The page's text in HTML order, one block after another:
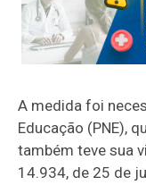
A medida foi
Educação (PNE),
também teve sua
14.934, de 25 de